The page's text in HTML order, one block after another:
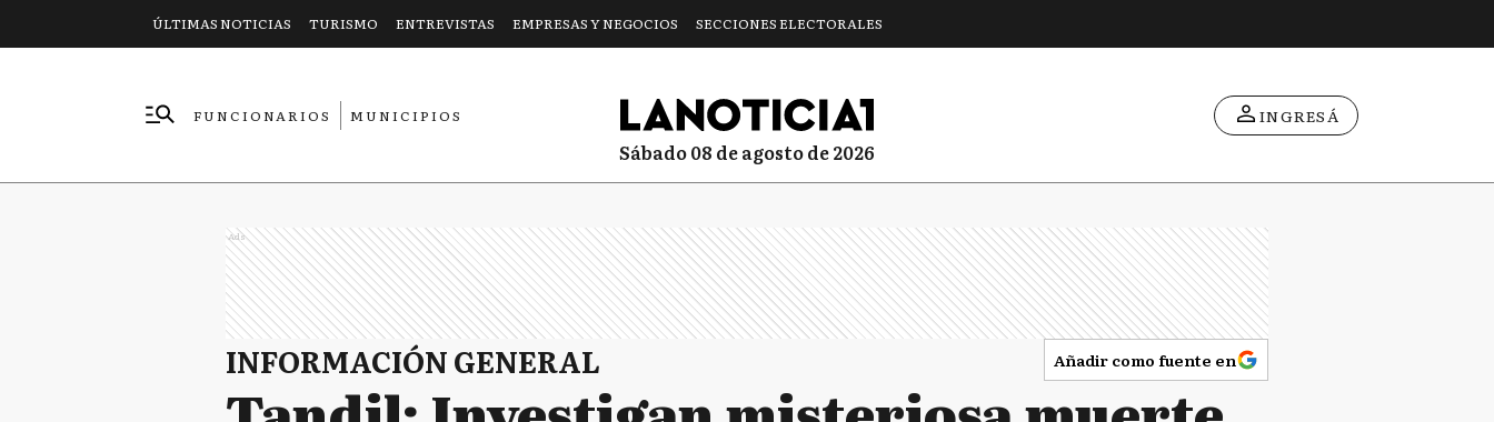
ÚLTIMAS NOTICIAS TURISMO ENTREVISTAS EMPRESAS Y NEGOCIOS SECCIONES ELECTORALES
FUNCIONARIOS
MUNICIPIOS
sábado 08 de agosto de 2026
INGRESÁ
Ads
INFORMACIÓN GENERAL Añadir como fuente en